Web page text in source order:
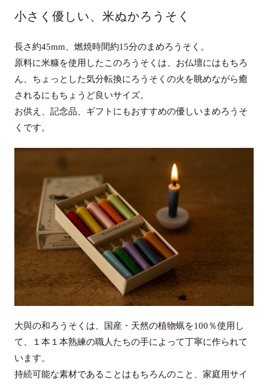
小さく優しい、米ぬかろうそく
長さ約45mm、燃焼時間約15分のまめろうそく。
原料に米糠を使用したこのろうそくは、お仏壇にはもちろ
ん、 ちょっとした気分転換にろうそくの火を眺めながら癒
されるにもちょうど良いサイズ。
お供え、記念品、ギフトにもおすすめの優しいまめろうそ
くです。
大與の和ろうそくは、国産・天然の植物蝋を100％使用し
て、１本１本熟練の職人たちの手によって丁寧に作られて
います。
持続可能な素材であることはもちろんのこと、家庭用サイ